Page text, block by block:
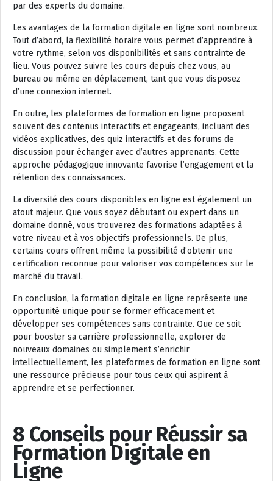
par des experts du domaine.
Les avantages de la formation digitale en ligne sont nombreux.
Tout d’abord, la flexibilité horaire vous permet d’apprendre à
votre rythme, selon vos disponibilités et sans contrainte de
lieu. Vous pouvez suivre les cours depuis chez vous, au
bureau ou même en déplacement, tant que vous disposez
d’une connexion internet.
En outre, les plateformes de formation en ligne proposent
souvent des contenus interactifs et engageants, incluant des
vidéos explicatives, des quiz interactifs et des forums de
discussion pour échanger avec d’autres apprenants. Cette
approche pédagogique innovante favorise l’engagement et la
rétention des connaissances.
La diversité des cours disponibles en ligne est également un
atout majeur. Que vous soyez débutant ou expert dans un
domaine donné, vous trouverez des formations adaptées à
votre niveau et à vos objectifs professionnels. De plus,
certains cours offrent même la possibilité d’obtenir une
certification reconnue pour valoriser vos compétences sur le
marché du travail.
En conclusion, la formation digitale en ligne représente une
opportunité unique pour se former efficacement et
développer ses compétences sans contrainte. Que ce soit
pour booster sa carrière professionnelle, explorer de
nouveaux domaines ou simplement s’enrichir
intellectuellement, les plateformes de formation en ligne sont
une ressource précieuse pour tous ceux qui aspirent à
apprendre et se perfectionner.
8 Conseils pour Réussir sa
Formation Digitale en
Ligne